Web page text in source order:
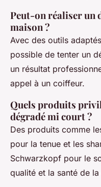
Peut-on réaliser un
maison ?
Avec des outils
possible de tenter un
un résultat
appel à un coiffeur.
Quels produits
dégradé mi court ?
Des produits comme
pour la tenue et les
Schwarzkopf pour le
qualité et la santé de